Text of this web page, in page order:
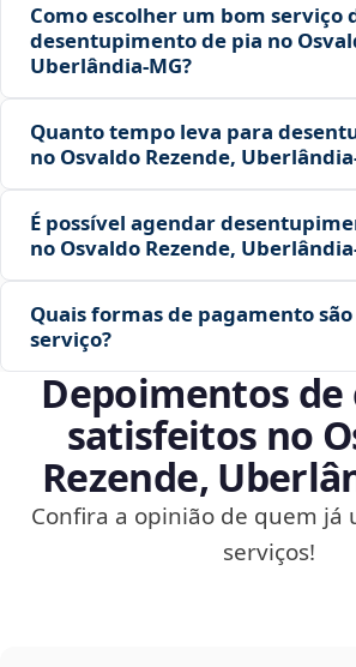
Como escolher um bom serviço
desentupimento de pia no
Uberlândia‑MG?
Quanto tempo leva para
no Osvaldo Rezende,
É possível agendar
no Osvaldo Rezende,
Quais formas de pagamento
serviço?
Depoimentos
satisfeitos no
Rezende,
Confira a opinião de quem já
serviços!